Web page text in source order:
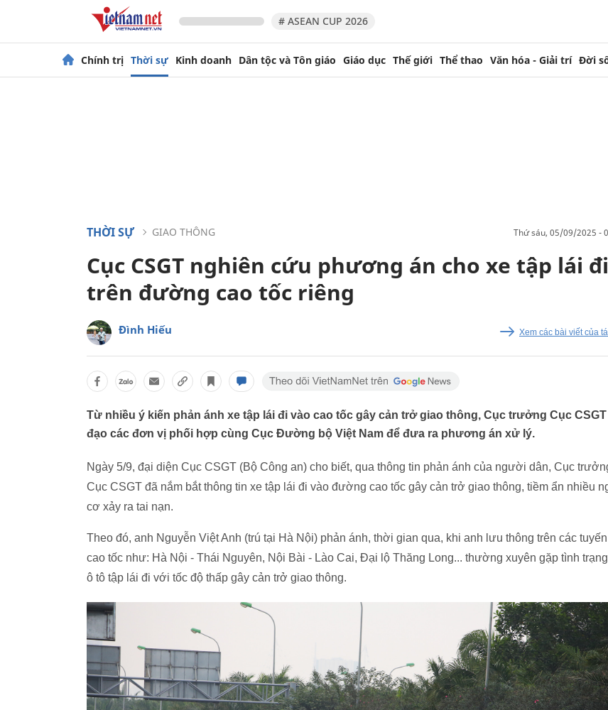
# ASEAN CUP 2026
Chính trị Thời sự Kinh doanh Dân tộc và Tôn giáo Giáo dục Thế giới Thể thao Văn hóa - Giải trí Đời
THỜI SỰ GIAO THÔNG thứ sáu, 05/09/2025 -
Cục CSGT nghiên cứu phương án cho xe tập lái đi
trên đường cao tốc riêng
Đình Hiếu Xem các bài viết của
Từ nhiều ý kiến phản ánh xe tập lái đi vào cao tốc gây cản trở giao thông, Cục trưởng Cục
đạo các đơn vị phối hợp cùng Cục Đường bộ Việt Nam để đưa ra phương án xử lý.
Ngày 5/9, đại diện Cục CSGT (Bộ Công an) cho biết, qua thông tin phản ánh của người dân, Cục
Cục CSGT đã nắm bắt thông tin xe tập lái đi vào đường cao tốc gây cản trở giao thông, tiềm ẩn nhiều
cơ xảy ra tai nạn.
Theo đó, anh Nguyễn Việt Anh (trú tại Hà Nội) phản ánh, thời gian qua, khi anh lưu thông trên các tuyến
cao tốc như: Hà Nội - Thái Nguyên, Nội Bài - Lào Cai, Đại lộ Thăng Long... thường xuyên gặp tình
ô tô tập lái đi với tốc độ thấp gây cản trở giao thông.